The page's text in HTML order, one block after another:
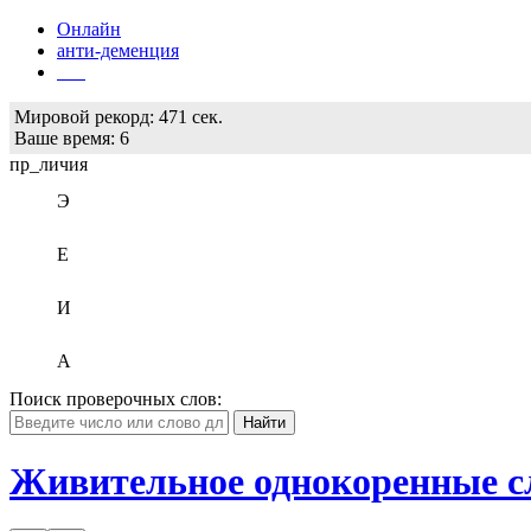
Онлайн
анти-деменция
Мировой рекорд: 471 сек.
Ваше время: 6
пр_личия
Э
Е
И
А
Поиск проверочных слов:
Живительное однокоренные